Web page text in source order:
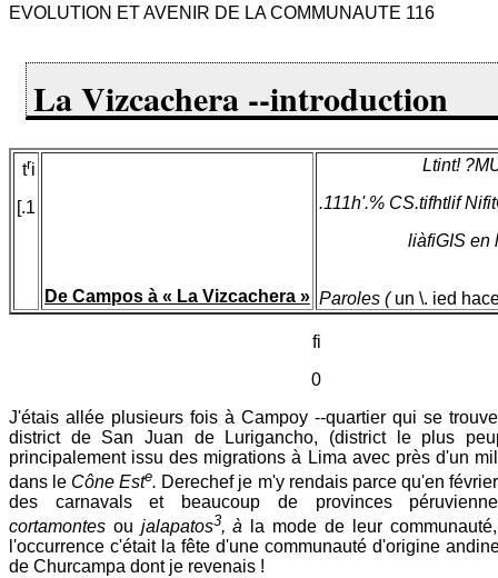
EVOLUTION ET AVENIR DE LA COMMUNAUTE 116
La Vizcachera --introduction
tri
[.1
De Campos à « La Vizcachera »
Ltint!
.111h'.% CS.tifhtlif
liàfiGIS en
Paroles (un \. ied
fi
0
J'étais allée plusieurs fois à Campoy --quartier qui se
district de San Juan de Lurigancho, (district le plus
principalement issu des migrations à Lima avec près d'un
dans le Cône Este. Derechef je m'y rendais parce qu'en
des carnavals et beaucoup de provinces
cortamontes ou jalapatos3, à
la mode de leur
l'occurrence c'était la fête d'une communauté d'origine
de Churcampa dont je revenais !